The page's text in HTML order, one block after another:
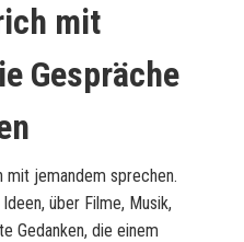
mit
Gespräche
mit jemandem sprechen.
über Filme, Musik,
Gedanken, die einem